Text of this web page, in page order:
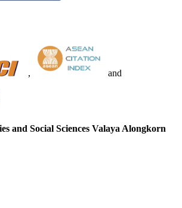
, and
and Social Sciences Valaya Alongkorn